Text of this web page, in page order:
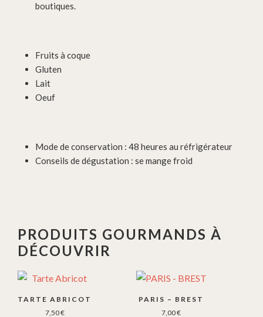
boutiques.
Fruits à coque
Gluten
Lait
Oeuf
Mode de conservation : 48 heures au réfrigérateur
Conseils de dégustation : se mange froid
PRODUITS GOURMANDS À
DÉCOUVRIR
TARTE ABRICOT
7,50€
PARIS – BREST
7,00€